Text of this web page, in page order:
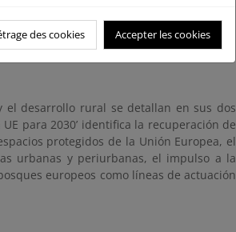
plasmarán en la Política Agraria Común
el desarrollo rural se detallan en sus dos
para 2030’ identifica la recuperación de
protegidos de la Unión Europea, el
urbanas y periurbanas, el impulso a la
europeos como líneas de actuación
des cookies Accepter les cookies